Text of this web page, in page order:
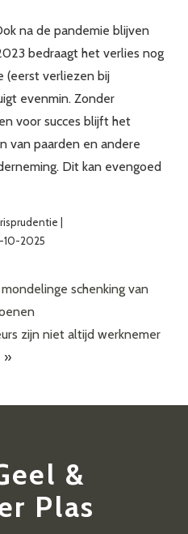
na de pandemie blijven
bedraagt het verlies nog
(eerst verliezen bij
evenmin. Zonder
voor succes blijft het
van paarden en andere
Dit kan evengoed
|
10-2025
schenking van
zijn niet altijd werknemer
»
&
Plas